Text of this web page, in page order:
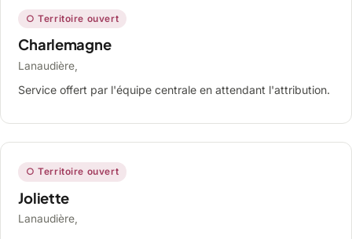
○ Territoire ouvert
Charlemagne
Lanaudière,
Service offert par l'équipe centrale en attendant l'attribution.
○ Territoire ouvert
Joliette
Lanaudière,